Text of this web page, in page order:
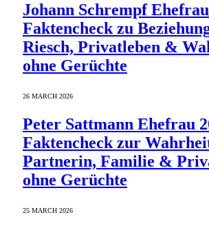
Johann Schrempf
Faktencheck zu
Riesch, Privatleben &
ohne Gerüchte
26 MARCH 2026
Peter Sattmann Ehefrau
Faktencheck zur
Partnerin, Familie &
ohne Gerüchte
25 MARCH 2026